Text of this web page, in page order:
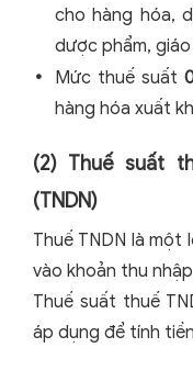
cho hàng hóa,
dược phẩm,
Mức thuế suất
hàng hóa xuất
(2) Thuế suất
(TNDN)
Thuế TNDN là
vào khoản thu
Thuế suất thuế
áp dụng để tính